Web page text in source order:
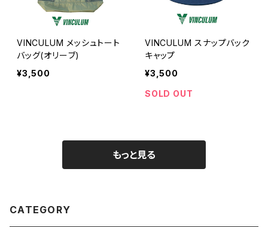
VINCULUM メッシュトート
バッグ(オリーブ)
¥3,500
VINCULUM スナップバック
キャップ
¥3,500
SOLD OUT
もっと見る
CATEGORY